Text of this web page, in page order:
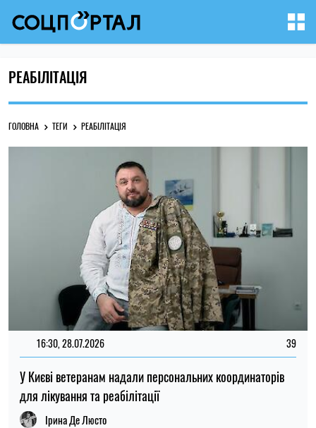
РЕАБІЛІТАЦІЯ
ГОЛОВНА ТЕГИ РЕАБІЛІТАЦІЯ
16:30, 28.07.2026 39
У Києві ветеранам надали персональних координаторів
для лікування та реабілітації
Ірина Де Люсто